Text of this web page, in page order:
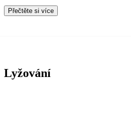
Přečtěte si více
Lyžování